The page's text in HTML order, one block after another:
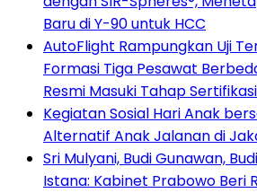
Baru di Y-90 untuk HCC
AutoFlight Rampungkan Uji
Formasi Tiga Pesawat
Resmi Masuki Tahap
Kegiatan Sosial Hari Anak
Alternatif Anak Jalanan di
Sri Mulyani, Budi Gunawan,
Istana: Kabinet Prabowo Beri